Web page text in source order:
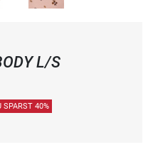
L/S
SPARST 40%